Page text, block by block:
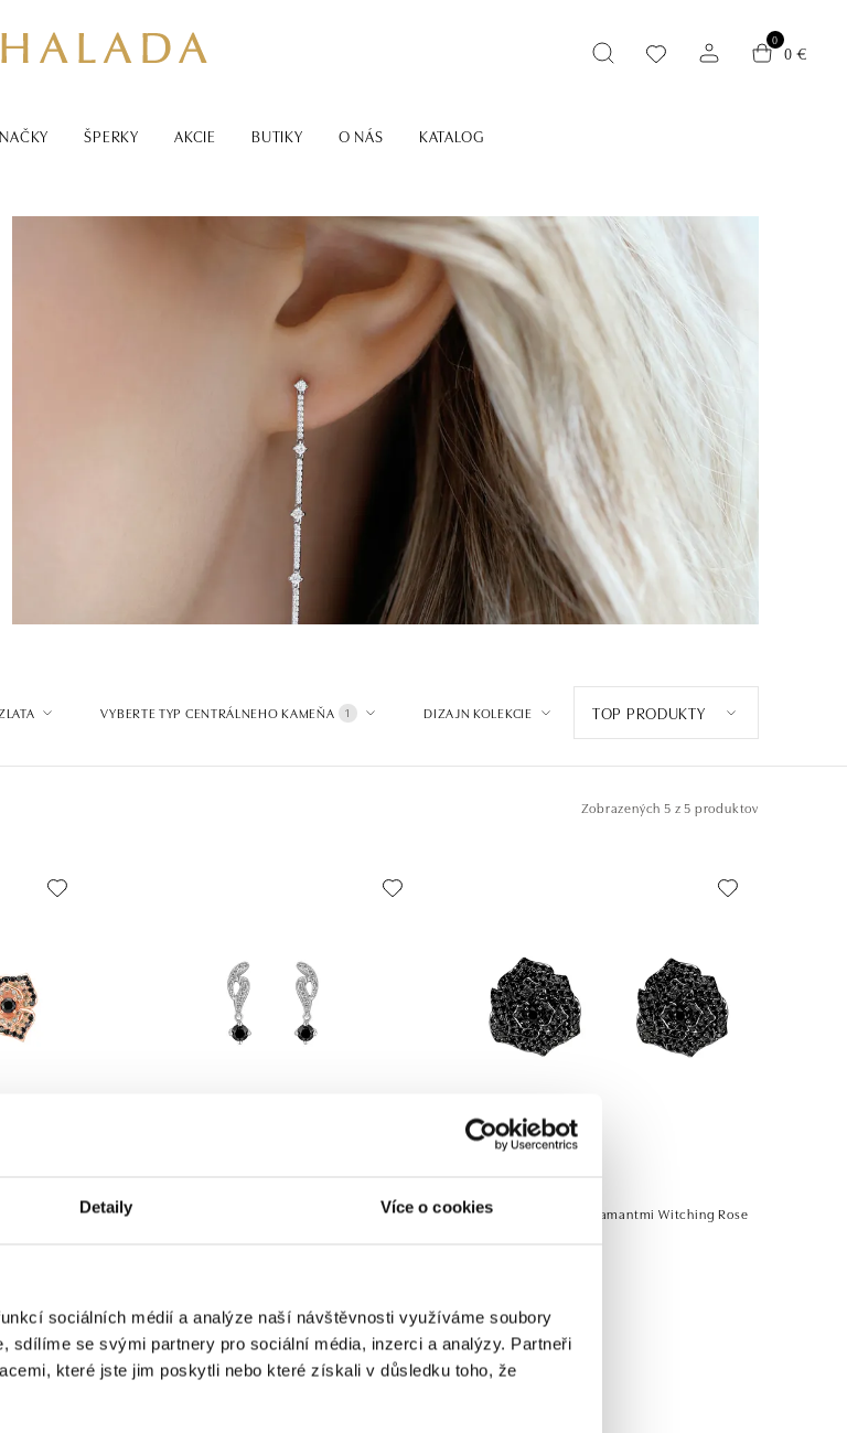
Detaily Více o cookies
sociálních médií a analýze naší návštěvnosti využíváme soubory
sdílíme se svými partnery pro sociální média, inzerci a analýzy. Partneři
které jste jim poskytli nebo které získali v důsledku toho, že
0
0 €
ŠPERKY AKCIE BUTIKY O NÁS KATALOG
VYBERTE TYP CENTRÁLNEHO KAMEŇA 1 DIZAJN KOLEKCIE TOP PRODUKTY
Zobrazených 5 z 5 produktov
Náušnice s čiernymi a bielymi diamantmi Athiel
Náušnice s čiernymi diamantmi Witching Rose